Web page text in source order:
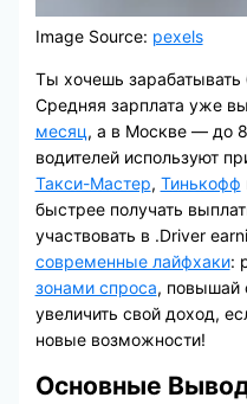
Image Source: pexels
Ты хочешь зарабатывать
Средняя зарплата уже
месяц, а в Москве — до
водителей используют
Такси-Мастер, Тинькофф
быстрее получать
участвовать в .Driver
современные лайфхаки:
зонами спроса, повышай
увеличить свой доход,
новые возможности!
Основные